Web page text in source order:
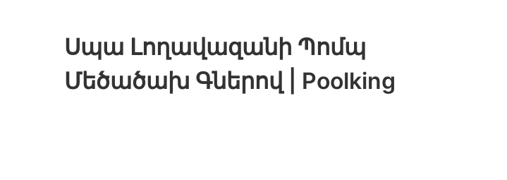
Սպա Լողավազանի Պոմպ
Մեծածախ Գներով | Poolking